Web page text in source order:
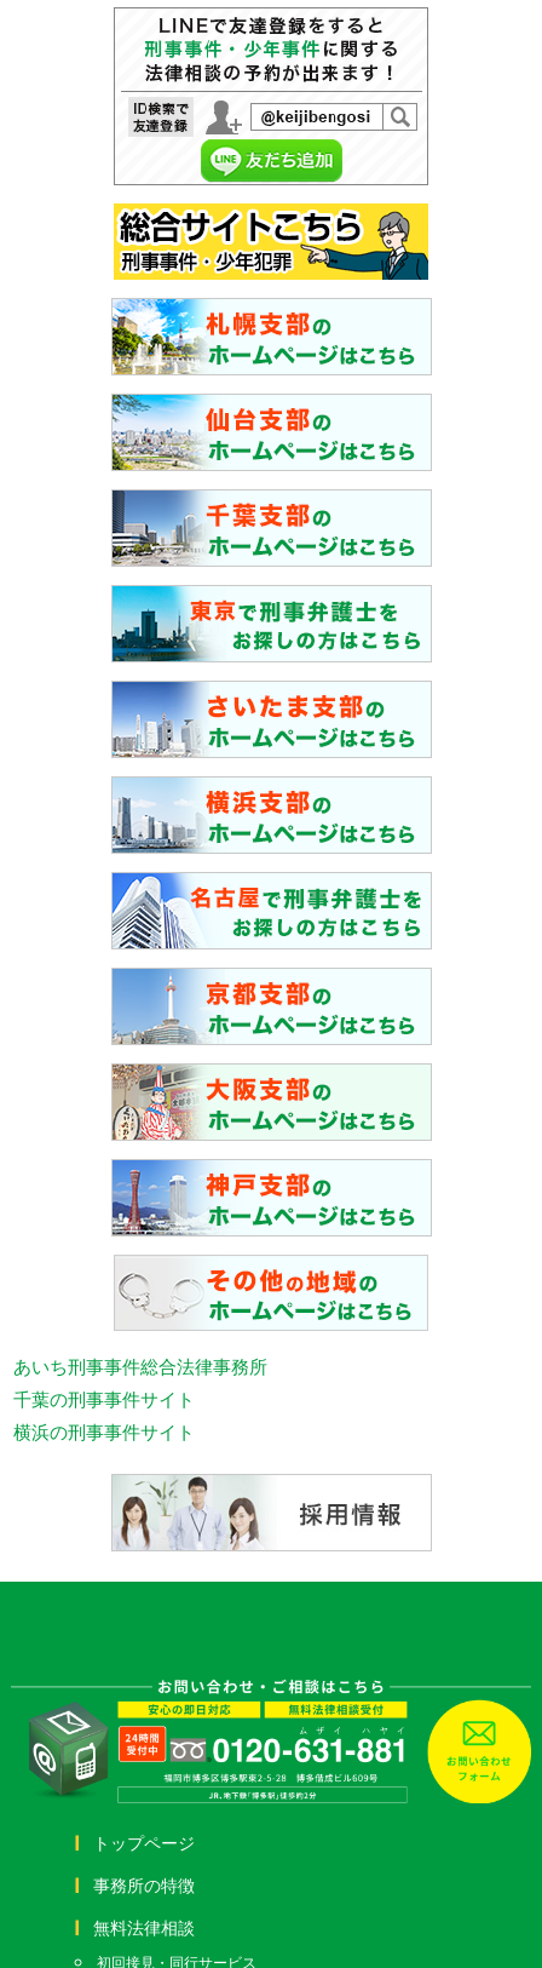
あいち刑事事件総合法律事務所
千葉の刑事事件サイト
横浜の刑事事件サイト
トップページ
事務所の特徴
無料法律相談
初回接見・同行サービス